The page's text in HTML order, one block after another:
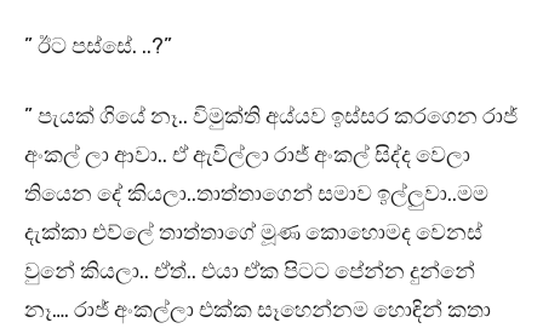
” ඊට පස්සේ. ..?”
” පැයක් ගියේ නෑ.. විමුක්ති අය්යව ඉස්සර කරගෙන රාජ්
අංකල් ලා ආවා.. ඒ ඇවිල්ලා රාජ් අංකල් සිද්ද වෙලා
තියෙන දේ කියලා..තාත්තාගෙන් සමාව ඉල්ලුවා..මම
දැක්කා එව්ලේ තාත්තාගේ මූණ කොහොමද වෙනස්
වුනේ කියලා.. ඒත්.. එයා ඒක පිටට පේන්න දුන්නේ
නෑ…. රාජ් අංකල්ලා එක්ක සෑහෙන්නම හොඳින් කතා